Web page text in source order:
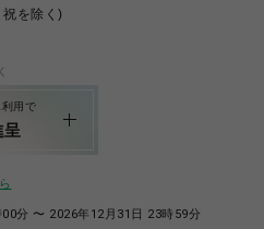
を除く)
用で
分 〜 2026年12月31日 23時59分